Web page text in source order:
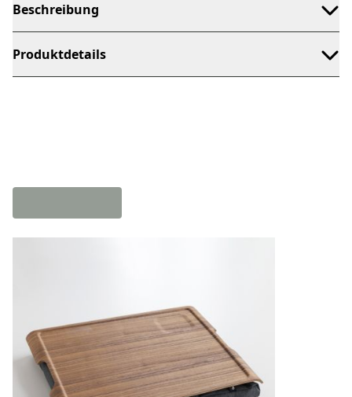
Beschreibung
Produktdetails